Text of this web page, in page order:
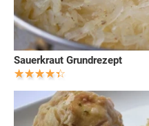
Sauerkraut Grundrezept